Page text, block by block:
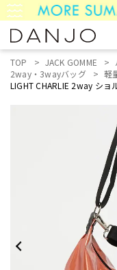
TOP JACK GOMME
2way・3wayバッグ
軽
LIGHT CHARLIE 2way ショ